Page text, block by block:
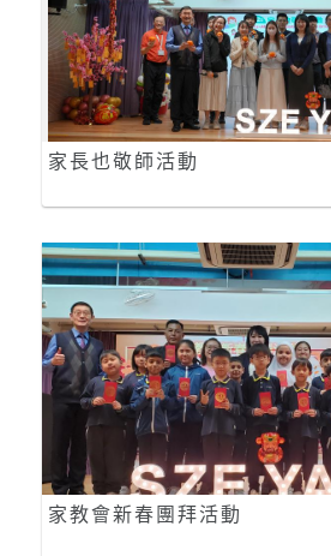
家長也敬師活動
家教會新春團拜活動